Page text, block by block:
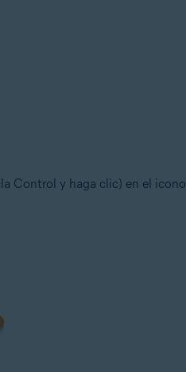
Control y haga clic) en el icono